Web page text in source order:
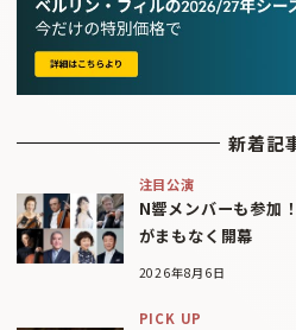
新着記
注目公演
N響メンバーも参加
がまもなく開幕
2026年8月6日
PICK UP